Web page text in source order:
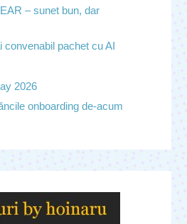
– sunet bun, dar
convenabil pachet cu AI
2026
onboarding de-acum